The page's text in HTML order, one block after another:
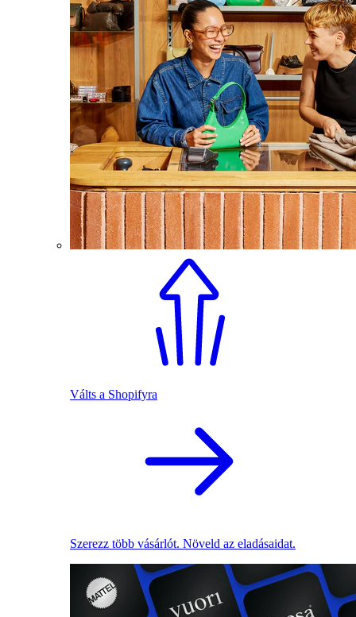
Válts a Shopifyra
Szerezz több vásárlót. Növeld az eladásaidat.